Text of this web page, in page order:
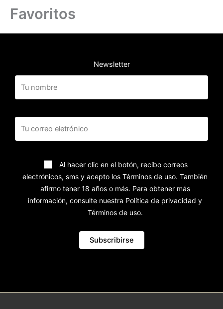
Favoritos
Newsletter
Al hacer clic en el botón, recibo correos
electrónicos, sms y acepto los Términos de uso. También
afirmo tener 18 años o más. Para obtener más
información, consulte nuestra Política de privacidad y
Términos de uso.